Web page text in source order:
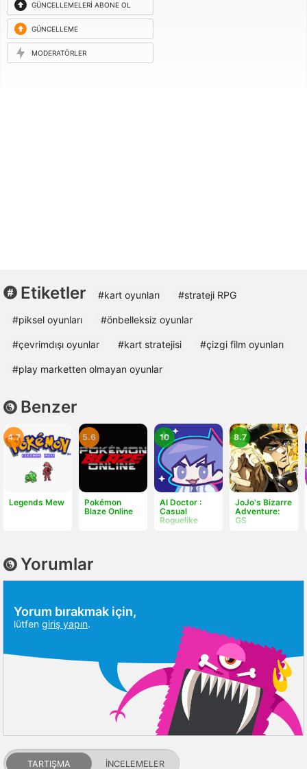
GÜNCELLEMELERI ABONE OL
GÜNCELLEME
ISTEĞI
MODERATÖRLER
Etiketler #kart oyunları #strateji RPG
#piksel oyunları #önbelleksiz oyunlar
#çevrimdışı oyunlar #kart stratejisi #çizgi film oyunları
#play marketten olmayan oyunlar
Benzer
Legends Mew
4.7
Pokémon
Blaze Online
5.6
AI Doctor :
Casual
Roguelike
10
JoJo's Bizarre
Adventure:
GS
8.7
Yorumlar
Yorum bırakmak için,
lütfen giriş yapın.
TARTIŞMA İNCELEMELER